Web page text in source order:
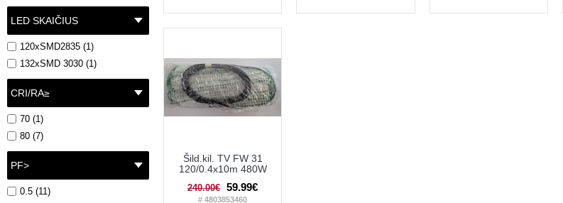
LED SKAIČIUS
120xSMD2835 (1)
132xSMD 3030 (1)
CRI/RA≥
70 (1)
80 (7)
PF>
0.5 (11)
Šild.kil. TV FW 31
120/0.4x10m 480W
240.00€ 59.99€
# 4803853460